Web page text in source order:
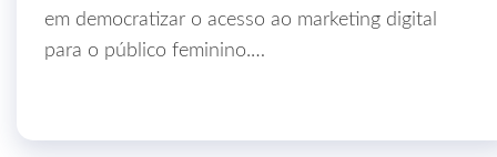
em democratizar o acesso ao marketing digital
para o público feminino.…